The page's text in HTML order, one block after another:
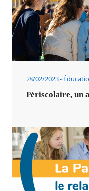
28/02/2023
Périscolaire, un